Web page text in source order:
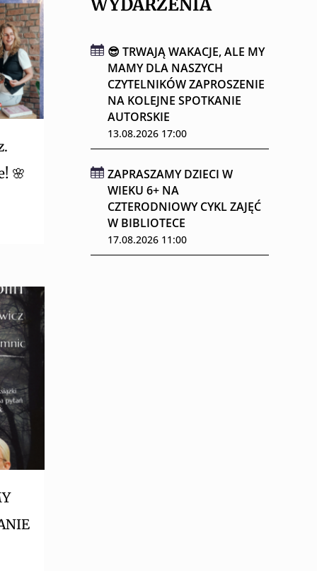
🌸
WYDARZENIA
😎 TRWAJĄ WAKACJE, ALE MY
MAMY DLA NASZYCH
CZYTELNIKÓW ZAPROSZENIE
NA KOLEJNE SPOTKANIE
AUTORSKIE
13.08.2026 17:00
ZAPRASZAMY DZIECI W
WIEKU 6+ NA
CZTERODNIOWY CYKL ZAJĘĆ
W BIBLIOTECE
17.08.2026 11:00